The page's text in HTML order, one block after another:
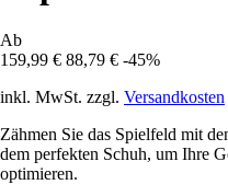
Ab
159,99 € 88,79 € -45%
inkl. MwSt. zzgl. Versandkosten
Zähmen Sie das Spielfeld mit
dem perfekten Schuh, um Ihre
optimieren.